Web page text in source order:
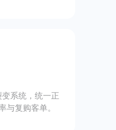
系统，统一正
复购客单。